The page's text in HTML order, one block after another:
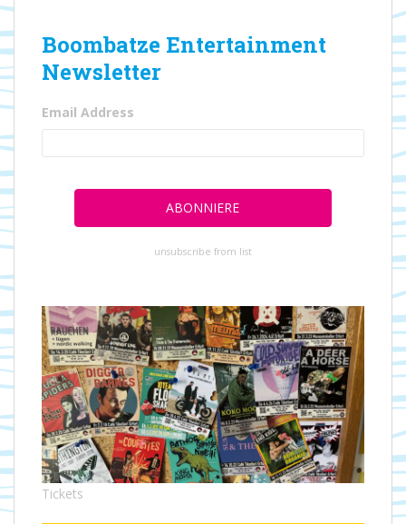
Boombatze Entertainment
Newsletter
Email Address
unsubscribe from list
Tickets